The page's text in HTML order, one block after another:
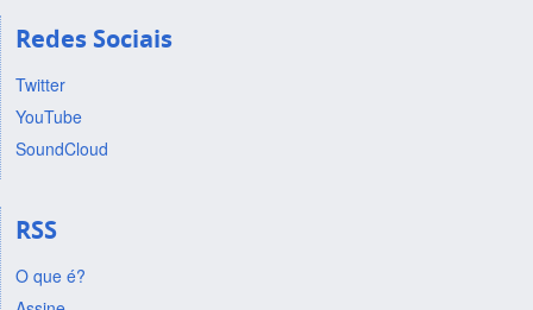
Redes Sociais
Twitter
YouTube
SoundCloud
RSS
O que é?